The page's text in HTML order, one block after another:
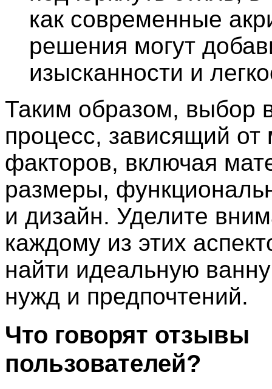
как современные
решения могут
изысканности и
Таким образом, выбор
процесс, зависящий от
факторов, включая
размеры,
и дизайн. Уделите
каждому из этих
найти идеальную
нужд и предпочтений.
Что говорят отзывы
пользователей?